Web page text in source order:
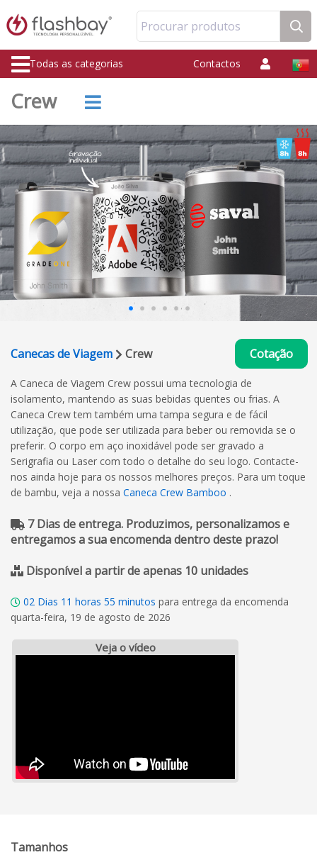
Procurar produtos
Todas as categorias Contactos
Crew
Canecas de Viagem Crew Cotação
A Caneca de Viagem Crew possui uma tecnologia de
isolamento, mantendo as suas bebidas quentes ou frias. A
Caneca Crew tem também uma tampa segura e de fácil
utilização, que pode ser utilizada para beber ou removida se o
preferir. O corpo em aço inoxidável pode ser gravado a
Serigrafia ou Laser com todo o detalhe do seu logo. Contacte-
nos ainda hoje para os nossos melhores preços. Para um toque
de bambu, veja a nossa Caneca Crew Bamboo .
7 Dias de entrega. Produzimos, personalizamos e
entregamos a sua encomenda dentro deste prazo!
Disponível a partir de apenas 10 unidades
02 Dias 11 horas 55 minutos para entrega da encomenda
quarta-feira, 19 de agosto de 2026
Veja o vídeo
Tamanhos